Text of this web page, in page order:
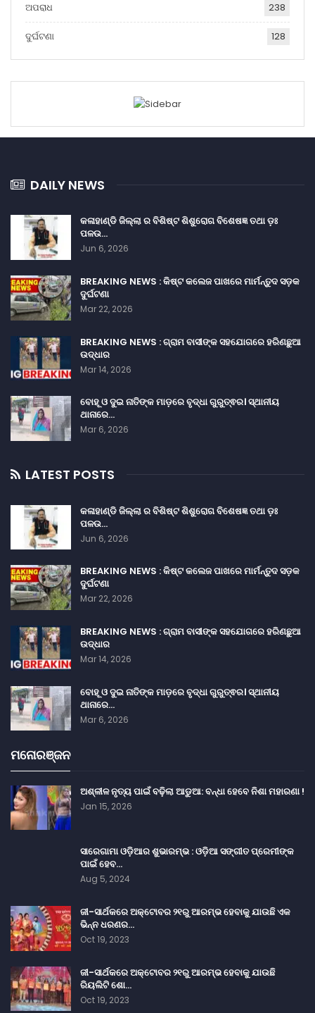
ଅପରାଧ 238
ଦୁର୍ଘଟଣା 128
DAILY NEWS
କଳାହାଣ୍ଡି ଜିଲ୍ଲା ର ବିଶିଷ୍ଟ ଶିଶୁରୋଗ ବିଶେଷଜ୍ଞ ତଥା ଡ଼ଃ
ପଳଉ…
Jun 6, 2026
BREAKING NEWS : କିଷ୍ଟ କଲେଜ ପାଖରେ ମାର୍ମନ୍ତୁଦ ସଡ଼କ
ଦୁର୍ଘଟଣା
Mar 22, 2026
BREAKING NEWS : ଗ୍ରାମ ବାସୀଙ୍କ ସହଯୋଗରେ ହରିଣଛୁଆ
ଉଦ୍ଧାର
Mar 14, 2026
ବୋହୂ ଓ ଦୁଇ ନାତିଙ୍କ ମାଡ଼ରେ ବୃଦ୍ଧା ଗୁରୁତ୍ଵର। ସ୍ଥାନୀୟ
ଥାନାରେ…
Mar 6, 2026
LATEST POSTS
କଳାହାଣ୍ଡି ଜିଲ୍ଲା ର ବିଶିଷ୍ଟ ଶିଶୁରୋଗ ବିଶେଷଜ୍ଞ ତଥା ଡ଼ଃ
ପଳଉ…
Jun 6, 2026
BREAKING NEWS : କିଷ୍ଟ କଲେଜ ପାଖରେ ମାର୍ମନ୍ତୁଦ ସଡ଼କ
ଦୁର୍ଘଟଣା
Mar 22, 2026
BREAKING NEWS : ଗ୍ରାମ ବାସୀଙ୍କ ସହଯୋଗରେ ହରିଣଛୁଆ
ଉଦ୍ଧାର
Mar 14, 2026
ବୋହୂ ଓ ଦୁଇ ନାତିଙ୍କ ମାଡ଼ରେ ବୃଦ୍ଧା ଗୁରୁତ୍ଵର। ସ୍ଥାନୀୟ
ଥାନାରେ…
Mar 6, 2026
ମନୋରଞ୍ଜନ
ଅଶ୍ଳୀଳ ନୃତ୍ୟ ପାଇଁ ବଢ଼ିଲା ଆଡୁଆ: ବନ୍ଧା ହେବେ ନିଶା ମହାରଣା !
Jan 15, 2026
ସାରେଗାମା ଓଡ଼ିଆର ଶୁଭାରମ୍ଭ : ଓଡ଼ିଆ ସଙ୍ଗୀତ ପ୍ରେମୀଙ୍କ
ପାଇଁ ହେବ…
Aug 5, 2024
ଜୀ-ସାର୍ଥକରେ ଅକ୍ଟୋବର ୨୧ରୁ ଆରମ୍ଭ ହେବାକୁ ଯାଉଛି ଏକ
ଭିନ୍ନ ଧରଣର…
Oct 19, 2023
ଜୀ-ସାର୍ଥକରେ ଅକ୍ଟୋବର ୨୧ରୁ ଆରମ୍ଭ ହେବାକୁ ଯାଉଛି
ରିୟଲିଟି ଶୋ…
Oct 19, 2023